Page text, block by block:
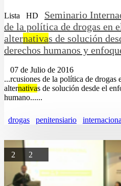
Lista HD
Seminario
de la política de drogas en
alternativas de solución
derechos humanos y
07 de Julio de 2016
...rcusiones de la política de drogas
alternativas de solución desde el
humano......
drogas penitensiario
2 2